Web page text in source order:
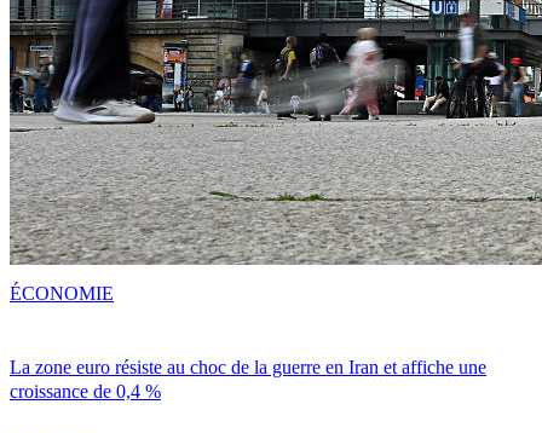
La zone euro résiste au choc de la guerre en Iran et affiche une
croissance de 0,4 %
ÉCONOMIE